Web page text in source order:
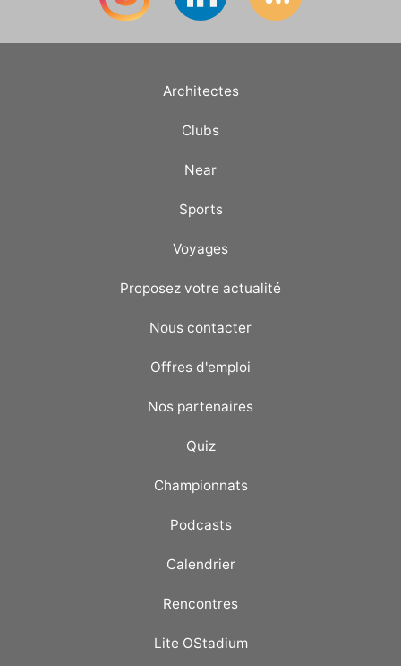
Architectes
Clubs
Near
Sports
Voyages
Proposez votre actualité
Nous contacter
Offres d'emploi
Nos partenaires
Quiz
Championnats
Podcasts
Calendrier
Rencontres
Lite OStadium